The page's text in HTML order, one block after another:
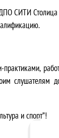
0
0
,
0
СИТИ Столица
и спорт”!